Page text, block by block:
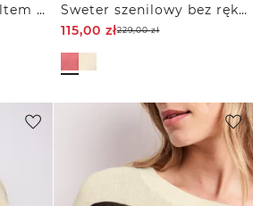
Bezrękawnik z dekoltem w szpic w jednolitym kolorze
Sweter szenilowy bez rękawów
115,00 zł229,00zł